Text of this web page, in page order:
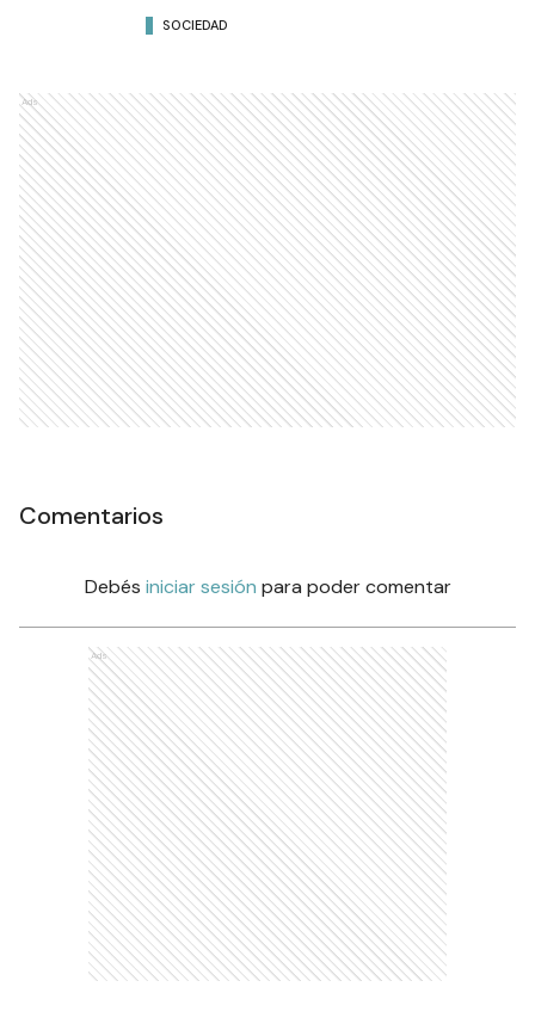
SOCIEDAD
Ads
Comentarios
Debés iniciar sesión para poder comentar
Ads